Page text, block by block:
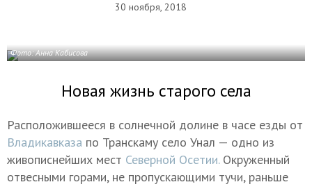
30 ноября, 2018
Фото: Анна Кабисова
Новая жизнь старого села
Расположившееся в солнечной долине в часе езды от
Владикавказа по Транскаму село Унал — одно из
живописнейших мест Северной Осетии.Окруженный
отвесными горами, не пропускающими тучи, раньше